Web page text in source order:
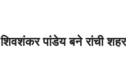
पांडेय बने रांची शहर